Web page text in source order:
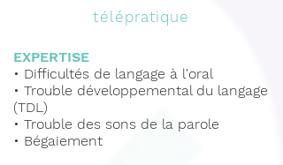
télépratique
EXPERTISE
• Difficultés de langage à l'oral
• Trouble développemental du langage
(TDL)
• Trouble des sons de la parole
• Bégaiement